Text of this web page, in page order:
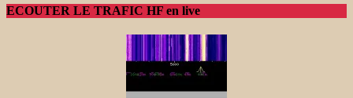
ECOUTER LE TRAFIC HF en live